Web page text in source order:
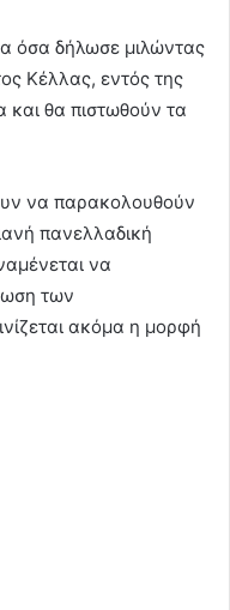
όσα δήλωσε μιλώντας
Κέλλας, εντός της
και θα πιστωθούν τα
να παρακολουθούν
πανελλαδική
να
των
ακόμα η μορφή